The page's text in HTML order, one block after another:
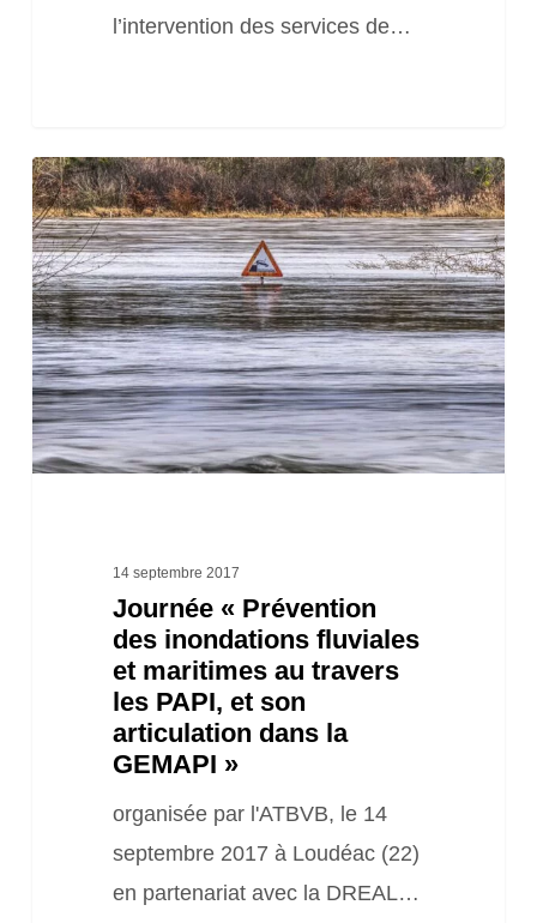
l’intervention des services de…
Journée
« Prévention
des
inondations
fluviales
et
maritimes
au
articulation
GEMAPI »
14 septembre 2017
Journée « Prévention
des inondations fluviales
et maritimes au travers
les PAPI, et son
articulation dans la
GEMAPI »
organisée par l'ATBVB, le 14
septembre 2017 à Loudéac (22)
en partenariat avec la DREAL…